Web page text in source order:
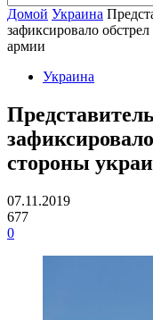
Домой Украина
зафиксировало
армии
Украина
стороны
07.11.2019
677
0